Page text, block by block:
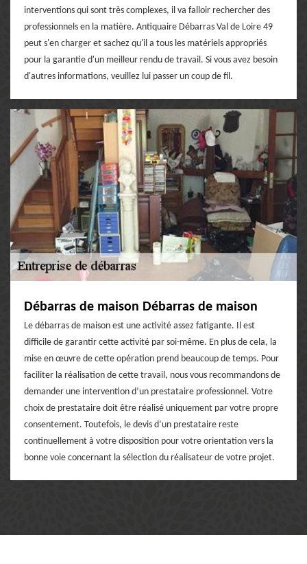
interventions qui sont très complexes, il va falloir rechercher des
professionnels en la matière. Antiquaire Débarras Val de Loire 49
peut s'en charger et sachez qu'il a tous les matériels appropriés
pour la garantie d'un meilleur rendu de travail. Si vous avez besoin
d'autres informations, veuillez lui passer un coup de fil.
Débarras de maison Débarras de maison
Le débarras de maison est une activité assez fatigante. Il est
difficile de garantir cette activité par soi-même. En plus de cela, la
mise en œuvre de cette opération prend beaucoup de temps. Pour
faciliter la réalisation de cette travail, nous vous recommandons de
demander une intervention d’un prestataire professionnel. Votre
choix de prestataire doit être réalisé uniquement par votre propre
consentement. Toutefois, le devis d’un prestataire reste
continuellement à votre disposition pour votre orientation vers la
bonne voie concernant la sélection du réalisateur de votre projet.